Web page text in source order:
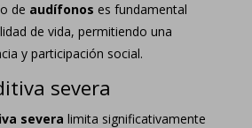
de audífonos es fundamental
de vida, permitiendo una
y participación social.
severa
severa limita significativamente